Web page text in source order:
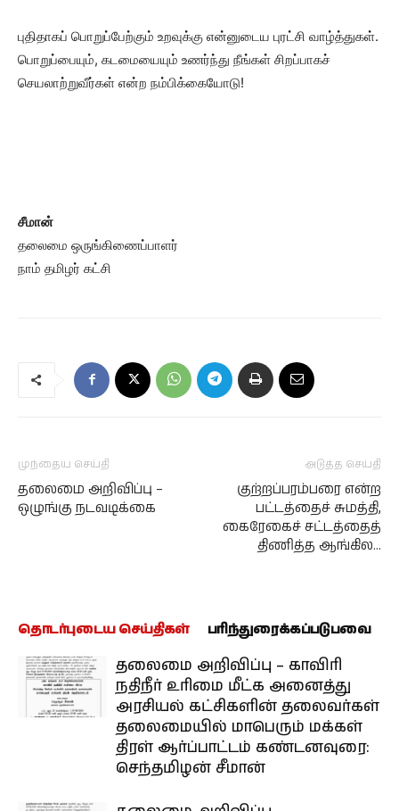
புதிதாகப் பொறுப்பேற்கும் உறவுக்கு என்னுடைய புரட்சி வாழ்த்துகள்.
பொறுப்பையும், கடமையையும் உணர்ந்து நீங்கள் சிறப்பாகச்
செயலாற்றுவீர்கள் என்ற நம்பிக்கையோடு!
சீமான்
தலைமை ஒருங்கிணைப்பாளர்
நாம் தமிழர் கட்சி
முந்தைய செய்தி
தலைமை அறிவிப்பு –
ஒழுங்கு நடவடிக்கை
அடுத்த செய்தி
குற்றப்பரம்பரை என்ற
பட்டத்தைச் சுமத்தி,
கைரேகைச் சட்டத்தைத்
திணித்த ஆங்கில…
தொடர்புடைய செய்திகள் பரிந்துரைக்கப்படுபவை
தலைமை அறிவிப்பு – காவிரி
நதிநீர் உரிமை மீட்க அனைத்து
அரசியல் கட்சிகளின் தலைவர்கள்
தலைமையில் மாபெரும் மக்கள்
திரள் ஆர்ப்பாட்டம் கண்டனவுரை:
செந்தமிழன் சீமான்